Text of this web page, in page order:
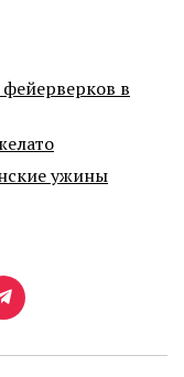
в
ужины